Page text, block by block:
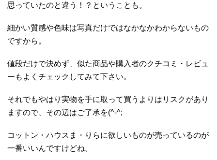
思っていたのと違う！？ということも。
細かい質感や色味は写真だけではなかなかわからないもの
ですから。
値段だけで決めず、似た商品や購入者のクチコミ・レビュ
ーもよくチェックしてみて下さい。
それでもやはり実物を手に取って買うよりはリスクがあり
ますので、その辺はご了承を(^-^;
コットン・ハウスま・りらに欲しいものが売っているのが
一番いいんですけどね。